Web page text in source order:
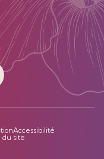
Accessibilité
du site